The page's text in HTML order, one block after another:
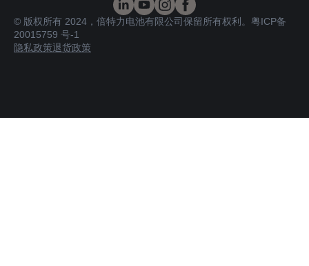
© 版权所有 2024，倍特力电池有限公司保留所有权利。 粤ICP备
20015759 号-1
隐私政策退货政策